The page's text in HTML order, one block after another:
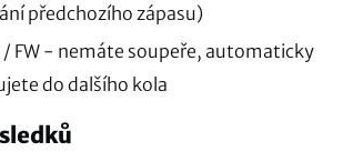
předchozího zápasu)
/ FW - nemáte soupeře, automaticky
do dalšího kola